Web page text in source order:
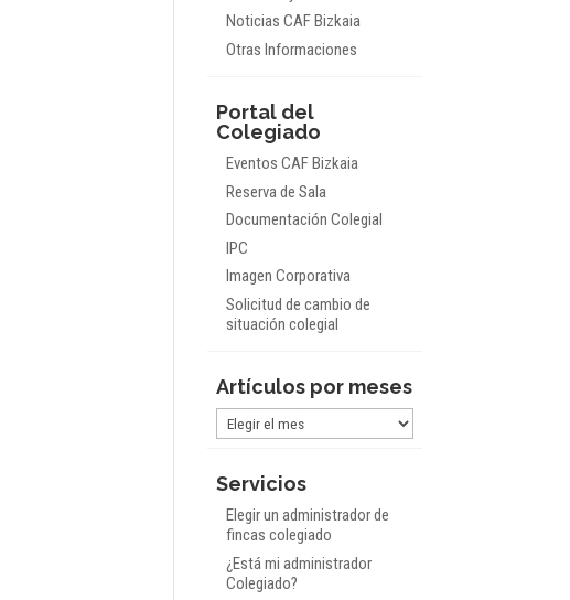
Noticias CAF Bizkaia
Otras Informaciones
Portal del
Colegiado
Eventos CAF Bizkaia
Reserva de Sala
Documentación Colegial
IPC
Imagen Corporativa
Solicitud de cambio de
situación colegial
Artículos por meses
Artículos
meses
Servicios
Elegir un administrador de
fincas colegiado
¿Está mi administrador
Colegiado?